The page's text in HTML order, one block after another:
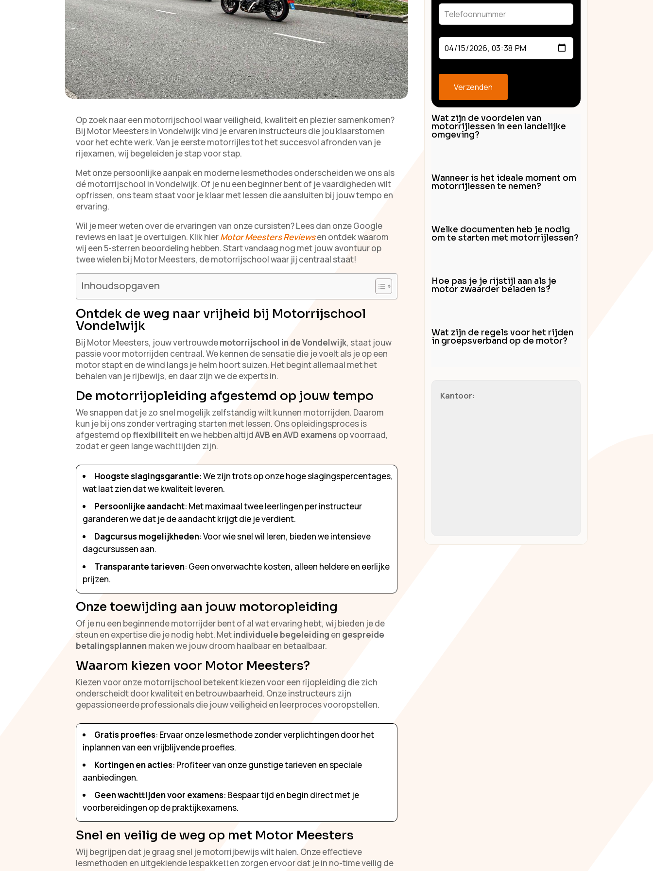
Op zoek naar een motorrijschool waar veiligheid, kwaliteit en plezier samenkomen?
Bij Motor Meesters in Vondelwijk vind je ervaren instructeurs die jou klaarstomen
voor het echte werk. Van je eerste motorrijles tot het succesvol afronden van je
rijexamen, wij begeleiden je stap voor stap.
Met onze persoonlijke aanpak en moderne lesmethodes onderscheiden we ons als
dé motorrijschool in Vondelwijk. Of je nu een beginner bent of je vaardigheden wilt
opfrissen, ons team staat voor je klaar met lessen die aansluiten bij jouw tempo en
ervaring.
Wil je meer weten over de ervaringen van onze cursisten? Lees dan onze Google
reviews en laat je overtuigen. Klik hierMotor Meesters Reviewsen ontdek waarom
wij een 5-sterren beoordeling hebben. Start vandaag nog met jouw avontuur op
twee wielen bij Motor Meesters, de motorrijschool waar jij centraal staat!
Inhoudsopgaven
Ontdek de weg naar vrijheid bij Motorrijschool
Vondelwijk
Bij Motor Meesters, jouw vertrouwdemotorrijschool in de Vondelwijk, staat jouw
passie voor motorrijden centraal. We kennen de sensatie die je voelt als je op een
motor stapt en de wind langs je helm hoort suizen. Het begint allemaal met het
behalen van je rijbewijs, en daar zijn we de experts in.
De motorrijopleiding afgestemd op jouw tempo
We snappen dat je zo snel mogelijk zelfstandig wilt kunnen motorrijden. Daarom
kun je bij ons zonder vertraging starten met lessen. Ons opleidingsproces is
afgestemd opflexibiliteiten we hebben altijdAVB en AVD examens op voorraad,
zodat er geen lange wachttijden zijn.
Hoogste slagingsgarantie: We zijn trots op onze hoge slagingspercentages,
wat laat zien dat we kwaliteit leveren.
Persoonlijke aandacht: Met maximaal twee leerlingen per instructeur
garanderen we dat je de aandacht krijgt die je verdient.
Dagcursus mogelijkheden: Voor wie snel wil leren, bieden we intensieve
dagcursussen aan.
Transparante tarieven: Geen onverwachte kosten, alleen heldere en eerlijke
prijzen.
Onze toewijding aan jouw motoropleiding
Of je nu een beginnende motorrijder bent of al wat ervaring hebt, wij bieden je de
steun en expertise die je nodig hebt. Metindividuele begeleiding en gespreide
betalingsplannenmaken we jouw droom haalbaar en betaalbaar.
Waarom kiezen voor Motor Meesters?
Kiezen voor onze motorrijschool betekent kiezen voor een rijopleiding die zich
onderscheidt door kwaliteit en betrouwbaarheid. Onze instructeurs zijn
gepassioneerde professionals die jouw veiligheid en leerproces vooropstellen.
Gratis proefles: Ervaar onze lesmethode zonder verplichtingen door het
inplannen van een vrijblijvende proefles.
Kortingen en acties: Profiteer van onze gunstige tarieven en speciale
aanbiedingen.
Geen wachttijden voor examens: Bespaar tijd en begin direct met je
voorbereidingen op de praktijkexamens.
Snel en veilig de weg op met Motor Meesters
Wij begrijpen dat je graag snel je motorrijbewijs wilt halen. Onze effectieve
lesmethoden en uitgekiende lespakketten zorgen ervoor dat je in no-time veilig de
blank
Verzenden
Wat zijn de voordelen van
motorrijlessen in een landelijke
omgeving?
Wanneer is het ideale moment om
motorrijlessen te nemen?
Welke documenten heb je nodig
om te starten met motorrijlessen?
Hoe pas je je rijstijl aan als je
motor zwaarder beladen is?
Wat zijn de regels voor het rijden
in groepsverband op de motor?
Kantoor: